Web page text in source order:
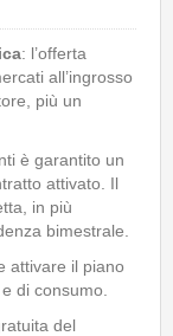
: l’offerta
all’ingrosso
più un
è garantito un
attivato. Il
in più
bimestrale.
attivare il piano
di consumo.
del